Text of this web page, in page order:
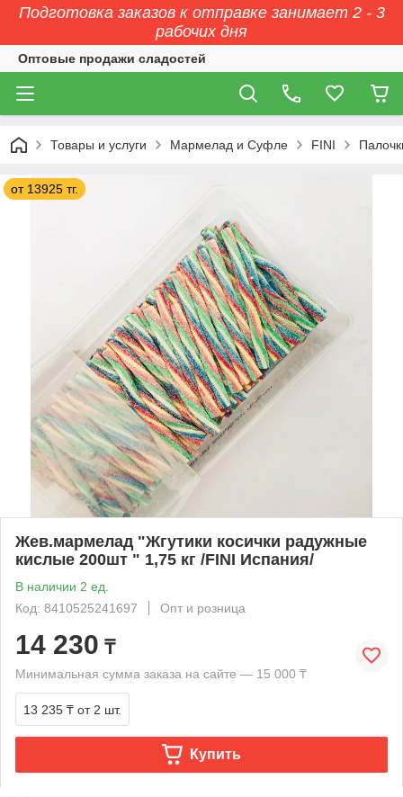
Подготовка заказов к отправке занимает 2 - 3
рабочих дня
Оптовые продажи сладостей
Товары и услуги Мармелад и Суфле FINI
от 13925 тг.
Жев.мармелад "Жгутики косички радужные
кислые 200шт " 1,75 кг /FINI Испания/
В наличии 2 ед.
Код: 8410525241697
Опт и розница
14 230 ₸
Минимальная сумма заказа на сайте — 15 000 ₸
13 235 ₸ от 2 шт.
Купить